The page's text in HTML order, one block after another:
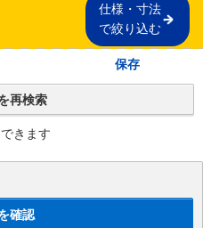
仕様・寸法
で絞り込む
保存
再検索
きます
確認